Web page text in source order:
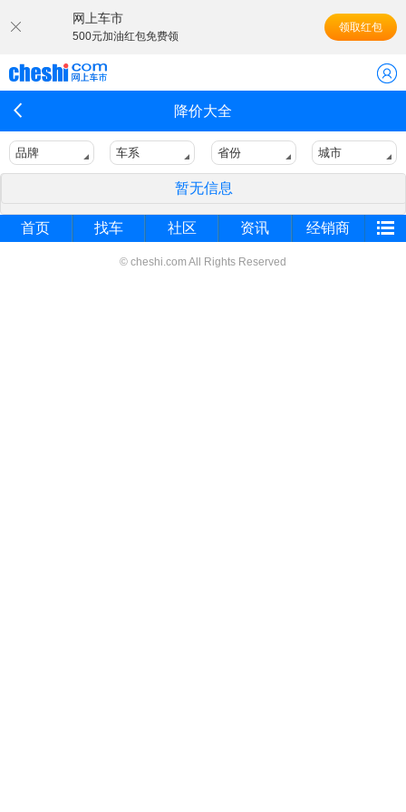
网上车市
500元加油红包免费领
领取红包
降价大全
品牌 车系 省份 城市
暂无信息
首页 找车 社区 资讯 经销商
© cheshi.com All Rights Reserved